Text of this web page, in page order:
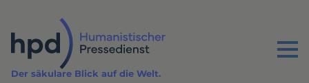
Inhalt
Menu
Der säkulare Blick auf die Welt.